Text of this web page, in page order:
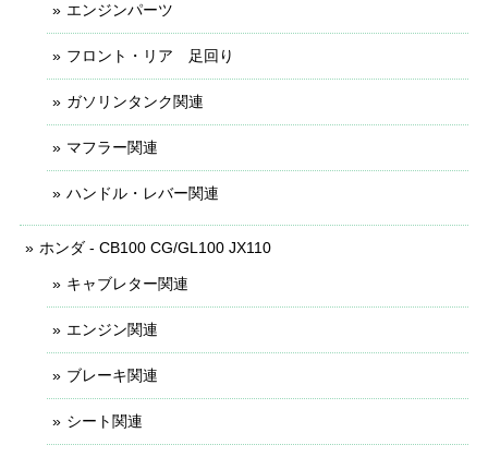
エンジンパーツ
フロント・リア 足回り
ガソリンタンク関連
マフラー関連
ハンドル・レバー関連
ホンダ - CB100 CG/GL100 JX110
キャブレター関連
エンジン関連
ブレーキ関連
シート関連